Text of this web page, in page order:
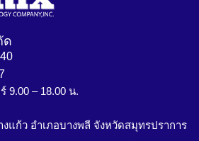
ด
9.00 – 18.00 น.
แก้ว อำเภอบางพลี จังหวัดสมุทรปราการ